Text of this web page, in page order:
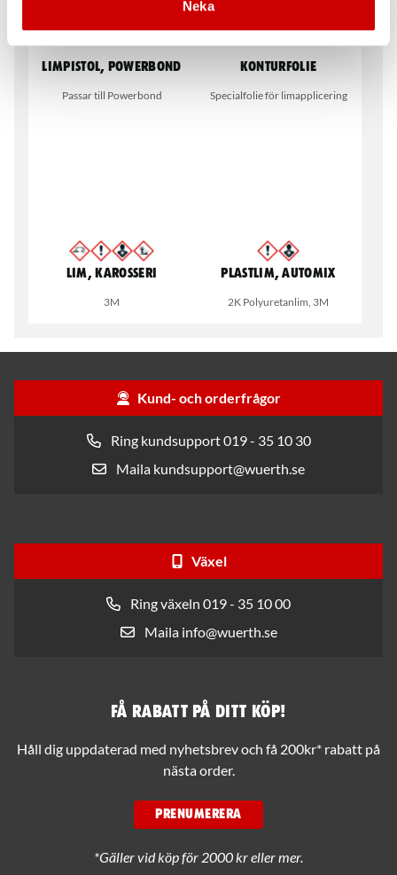
Neka
Limpistol, Powerbond
Passar till Powerbond
Konturfolie
Specialfolie för limapplicering
Lim, Karosseri
3M
Plastlim, Automix
2K Polyuretanlim, 3M
Kund- och orderfrågor
Ring kundsupport 019 - 35 10 30
Maila kundsupport@wuerth.se
Växel
Ring växeln 019 - 35 10 00
Maila info@wuerth.se
Få rabatt på ditt köp!
Håll dig uppdaterad med nyhetsbrev och få 200kr* rabatt på
nästa order.
PRENUMERERA
*Gäller vid köp för 2000 kr eller mer.